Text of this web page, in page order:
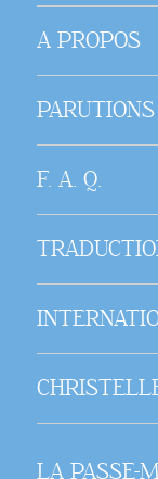
A PROPOS
PARUTIONS
F. A. Q.
LA PASSE-